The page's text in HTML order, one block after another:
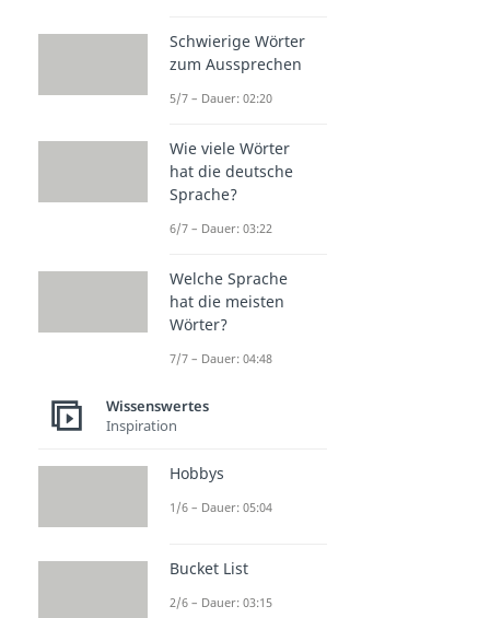
Dauer: 02:59
Liebe ist Sprüche
Dauer: 02:09
Schwierige Wörter
zum Aussprechen
5/7 – Dauer: 02:20
Wie viele Wörter
hat die deutsche
Sprache?
6/7 – Dauer: 03:22
Welche Sprache
hat die meisten
Wörter?
7/7 – Dauer: 04:48
Wissenswertes
Inspiration
Hobbys
1/6 – Dauer: 05:04
Bucket List
2/6 – Dauer: 03:15